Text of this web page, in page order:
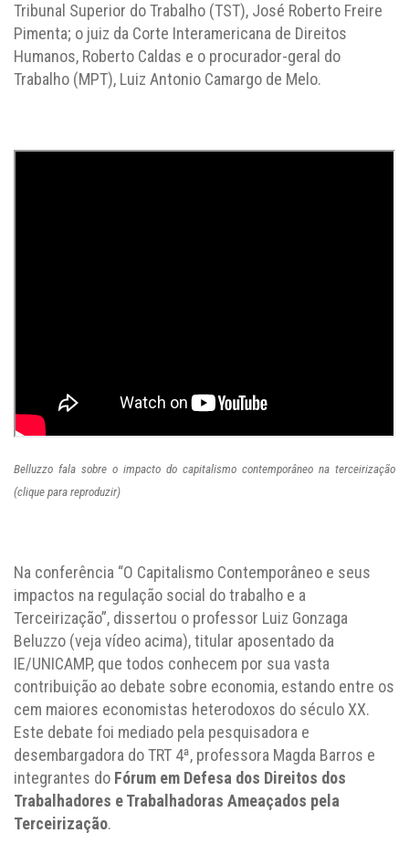
Tribunal Superior do Trabalho (TST), José Roberto Freire
Pimenta; o juiz da Corte Interamericana de Direitos
Humanos, Roberto Caldas e o procurador-geral do
Trabalho (MPT), Luiz Antonio Camargo de Melo.
Belluzzo fala sobre o impacto do capitalismo contemporâneo na terceirização
(clique para reproduzir)
Na conferência “O Capitalismo Contemporâneo e seus
impactos na regulação social do trabalho e a
Terceirização”, dissertou o professor Luiz Gonzaga
Beluzzo (veja vídeo acima), titular aposentado da
IE/UNICAMP, que todos conhecem por sua vasta
contribuição ao debate sobre economia, estando entre os
cem maiores economistas heterodoxos do século XX.
Este debate foi mediado pela pesquisadora e
desembargadora do TRT 4ª, professora Magda Barros e
integrantes do Fórum em Defesa dos Direitos dos
Trabalhadores e Trabalhadoras Ameaçados pela
Terceirização.